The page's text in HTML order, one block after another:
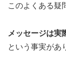
このよくある疑
メッセージは実
という事実があ